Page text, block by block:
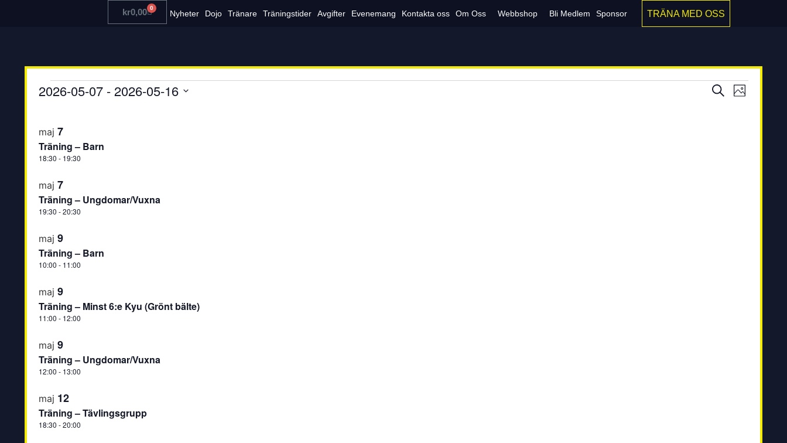
kr0,00 0
Nyheter Dojo Tränare Träningstider Avgifter Evenemang Kontakta oss Om Oss Webbshop Bli Medlem Sponsor TRÄNA MED OSS
Sök Foto
2026-05-07 - 2026-05-16
of
events
in
Photo
View
maj 7
Träning – Barn
18:30 - 19:30
maj 7
Träning – Ungdomar/Vuxna
19:30 -20:30
maj 9
Träning – Barn
10:00 - 11:00
maj 9
Träning – Minst 6:e Kyu (Grönt bälte)
11:00 - 12:00
maj 9
Träning – Ungdomar/Vuxna
12:00 - 13:00
maj 12
Träning – Tävlingsgrupp
18:30 -20:00